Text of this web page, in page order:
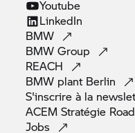
Youtube
LinkedIn
BMW
BMWGroup
REACH
BMW plant Berlin
S'inscrire à la
ACEM Stratégie
Jobs